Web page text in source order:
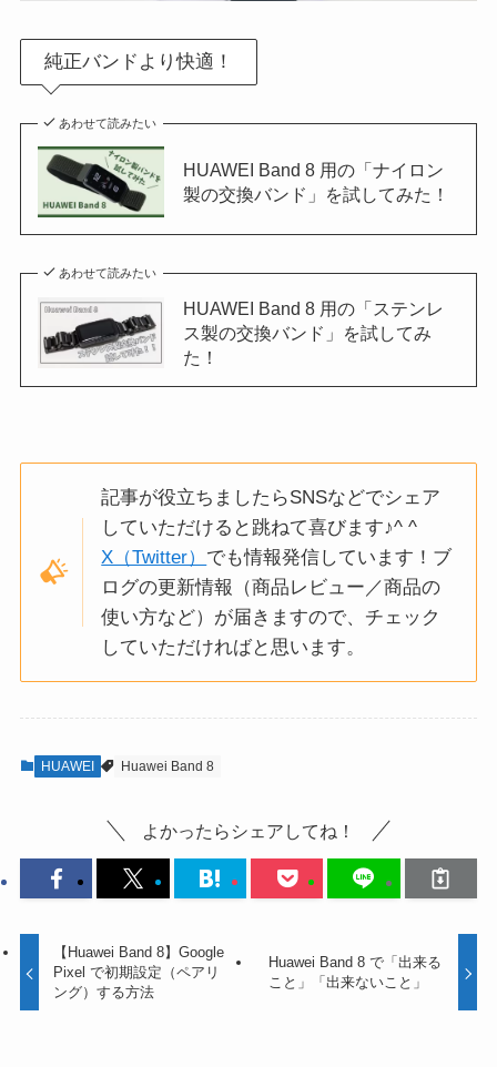
純正バンドより快適！
あわせて読みたい
HUAWEI Band 8 用の「ナイロン
製の交換バンド」を試してみた！
あわせて読みたい
HUAWEI Band 8 用の「ステンレ
ス製の交換バンド」を試してみ
た！
記事が役立ちましたらSNSなどでシェア
していただけると跳ねて喜びます♪^ ^
X（Twitter） でも情報発信しています！ブ
ログの更新情報（商品レビュー／商品の
使い方など）が届きますので、チェック
していただければと思います。
HUAWEI Huawei Band 8
よかったらシェアしてね！
【Huawei Band 8】Google
Pixel で初期設定（ペアリ
ング）する方法
Huawei Band 8 で「出来る
こと」「出来ないこと」